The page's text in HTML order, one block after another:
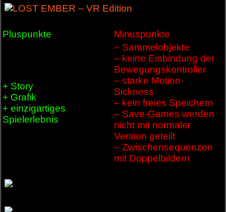
Pluspunkte Minuspunkte
+ Story
+ Grafik
+ einzigartiges
Spielerlebnis
– Sammelobjekte
– keine Einbindung der
Bewegungskontroller
– starke Motion-
Sickness
– kein freies Speichern
– Save-Games werden
nicht mit normaler
Version geteilt
– Zwischensequenzen
mit Doppelbildern